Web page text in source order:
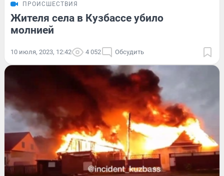
ПРОИСШЕСТВИЯ
Жителя села в Кузбассе убило
молнией
10 июля, 2023, 12:42 4 052 Обсудить